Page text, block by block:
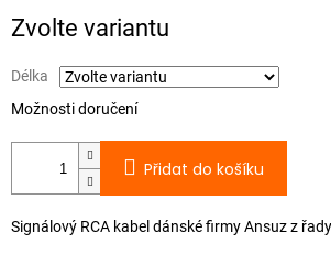
cena:
Zvolte variantu
Délka
Možnosti doručení
Přidat do košíku
Signálový RCA kabel dánské firmy Ansuz z